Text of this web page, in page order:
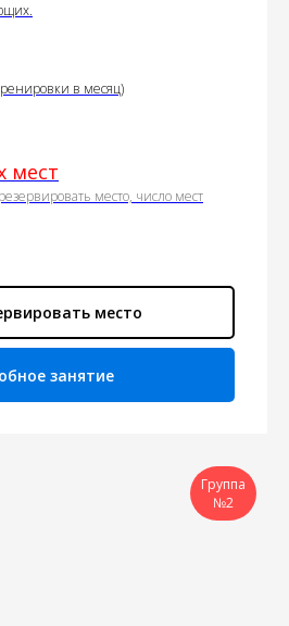
в месяц)
мест
место, число мест
место
занятие
Группа
№2